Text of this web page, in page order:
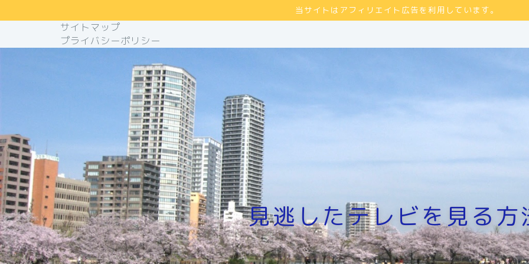
当サイトはアフィリエイト広告を利用しています。
サイトマップ
プライバシーポリシー
見逃したテレビを見る方